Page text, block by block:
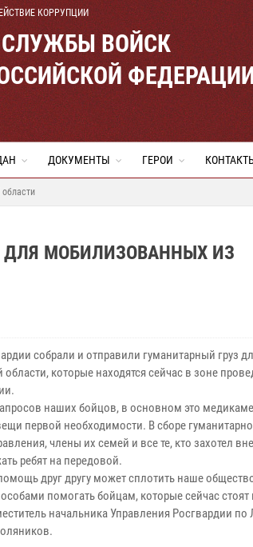
КОРРУПЦИИ
СЛУЖБЫ ВОЙСК
ДОКУМЕНТЫ ГЕРОИ
МОБИЛИЗОВАННЫХ ИЗ
собрали и отправили гуманитарный груз
которые находятся сейчас в зоне
наших бойцов, в основном это
первой необходимости. В сборе
члены их семей и все те, кто захотел
ребят на передовой.
друг другу может сплотить наше
помогать бойцам, которые сейчас стоят
начальника Управления Росгвардии по